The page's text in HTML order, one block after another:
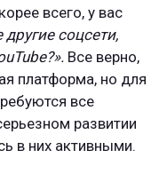
всего, у вас
соцсети,
Все верно,
платформа, но для
все
развитии
в них активными.